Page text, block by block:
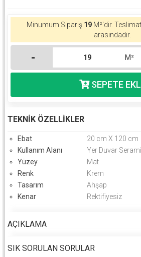
Minumum Sipariş 19 M²'dir.
arasındadır.
- M²
TEKNIK ÖZELLIKLER
Ebat
20 cm X 120 cm
Kullanım Alanı
Yer Duvar
Yüzey
Mat
Renk
Krem
Tasarım
Ahşap
Kenar
Rektifiyesiz
AÇIKLAMA
SIK SORULAN SORULAR